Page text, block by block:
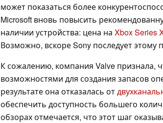
может показаться более
Microsoft вновь повысить
наличии устройства: цена на Xbox Series
Возможно, вскоре Sony последует этому
К сожалению, компания Valve признала,
возможностями для создания запасов
результате она отказалась от
обеспечить доступность большего
обзорах отмечается, что этот шаг